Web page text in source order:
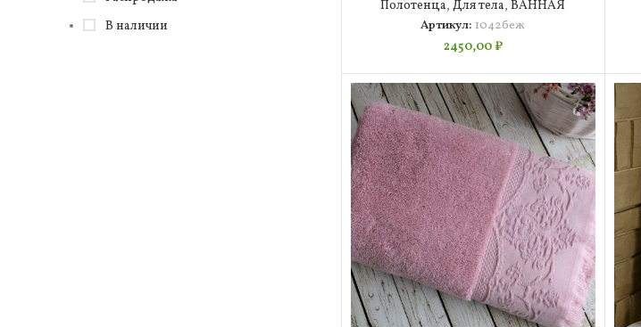
В наличии
Полотенца,Для тела,ВАННАЯ
Артикул: 1042беж
2450,00₽